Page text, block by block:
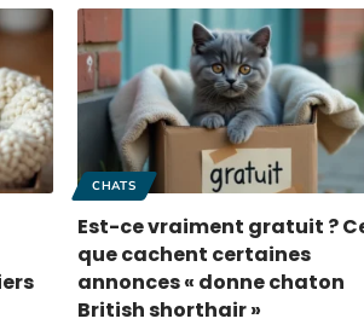
CHATS
Est-ce vraiment gratuit ?
que cachent certaines
annonces « donne chaton
British shorthair »